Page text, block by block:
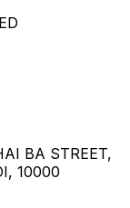
BA STREET,
10000